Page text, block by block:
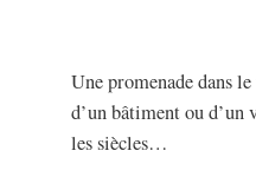
Une promenade dans
d’un bâtiment ou d’un
les siècles…